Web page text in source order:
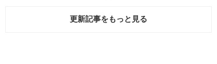
更新記事をもっと見る